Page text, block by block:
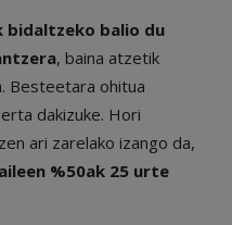
bidaltzeko balio du
, baina atzetik
Besteetara ohitua
dakizuke. Hori
ari zarelako izango da,
%50ak 25 urte